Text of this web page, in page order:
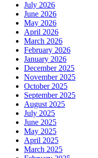
July 2026
June 2026
May 2026
April 2026
March 2026
February 2026
January 2026
December 2025
November 2025
October 2025
September 2025
August 2025
July 2025
June 2025
May 2025
April 2025
March 2025